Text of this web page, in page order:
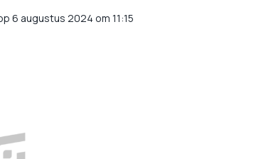
6 augustus 2024 om 11:15